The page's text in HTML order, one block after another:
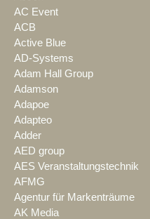
AC Event
ACB
Active Blue
AD-Systems
Adam Hall Group
Adamson
Adapoe
Adapteo
Adder
AED group
AES Veranstaltungstechnik
AFMG
Agentur für Markenträume
AK Media